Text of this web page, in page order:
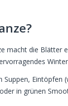
macht die Blätter
in grünen